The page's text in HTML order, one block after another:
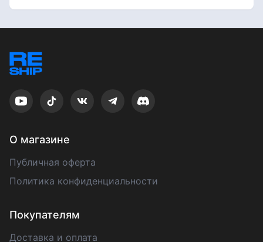
О магазине
Публичная оферта
Политика конфиденциальности
Покупателям
Доставка и оплата